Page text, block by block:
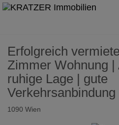
Erfolgreich
Zimmer Wohnung |
ruhige Lage | gute
Verkehrsanbindung
1090 Wien